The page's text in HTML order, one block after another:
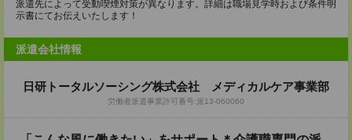
派遣先によって受動喫煙対策が異なります。詳細は職場見学時および条件明
示書にてお伝えいたします！
派遣会社情報
日研トータルソーシング株式会社 メディカルケア事業部
労働者派遣事業許可番号:派13-060060